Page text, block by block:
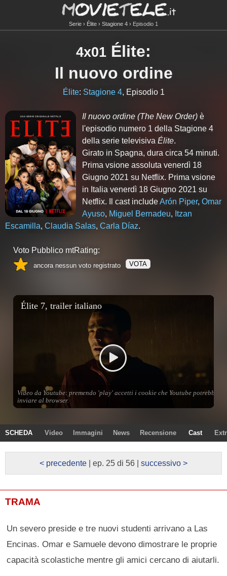
Serie Élite Stagione 4 Episodio 1
4x01 Élite:
Il nuovo ordine
Élite: Stagione 4, Episodio 1
Il nuovo ordine (The New Order) è
l'episodio numero 1 della Stagione4
della serie televisivaÉlite.
Girato in Spagna, dura circa 54 minuti.
Prima vsione assoluta venerdì 18
Giugno 2021 su Netflix. Prima vsione
in Italia venerdì 18 Giugno 2021 su
Netflix. Il cast includeArón Piper,Omar
Ayuso, Miguel Bernadeu, Itzan
Escamilla, Claudia Salas, Carla Díaz.
Voto Pubblico mtRating:
ancora nessun voto registrato VOTA
SCHEDA Video Immagini News Recensione Cast
< precedente | ep. 25 di 56 | successivo >
TRAMA
Un severo preside e tre nuovi studenti arrivano a Las
Encinas. Omar e Samuele devono dimostrare le proprie
capacità scolastiche mentre gli amici cercano di aiutarli.